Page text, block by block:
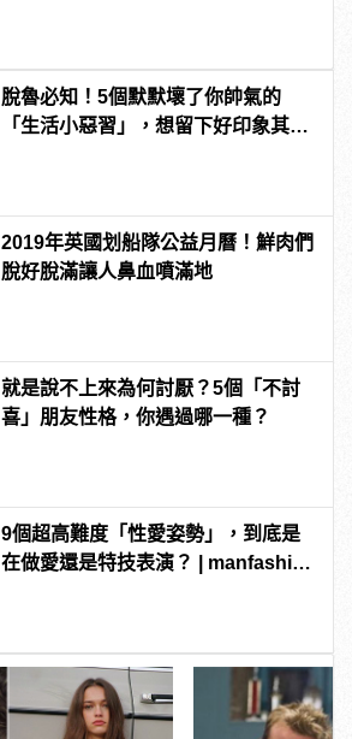
脫魯必知！5個默默壞了你帥氣的
「生活小惡習」，想留下好印象其實
2019年英國划船隊公益月曆！鮮肉們
脫好脫滿讓人鼻血噴滿地
就是說不上來為何討厭？5個「不討
喜」朋友性格，你遇過哪一種？
9個超高難度「性愛姿勢」，到底是
在做愛還是特技表演？ | manfashion